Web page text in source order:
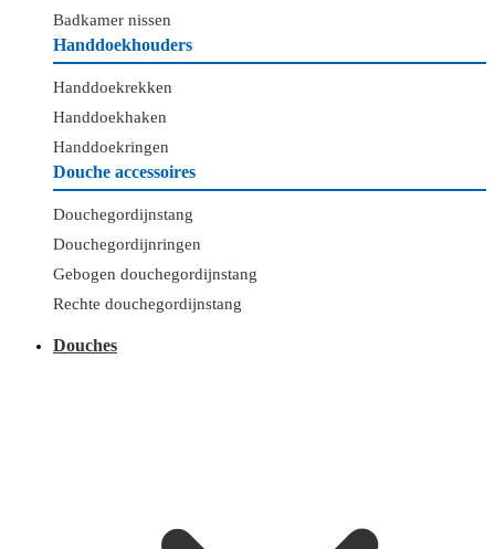
Badkamer nissen
Handdoekhouders
Handdoekrekken
Handdoekhaken
Handdoekringen
Douche accessoires
Douchegordijnstang
Douchegordijnringen
Gebogen douchegordijnstang
Rechte douchegordijnstang
Douches